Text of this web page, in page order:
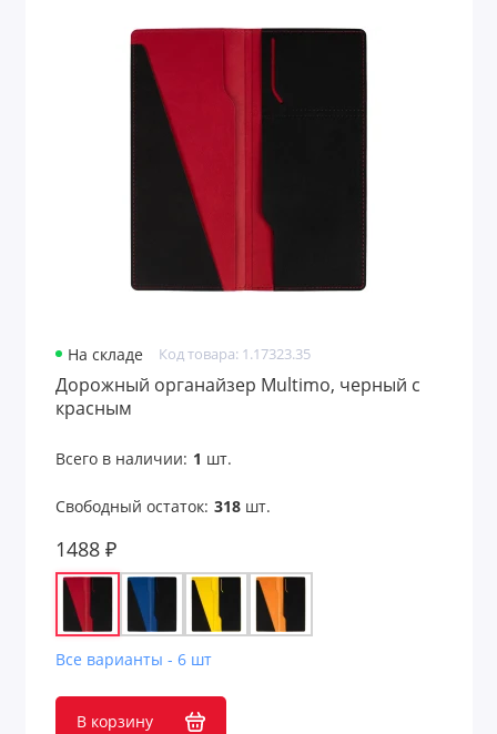
На складе Код товара: 1.17323.35
Дорожный органайзер Multimo, черный с
красным
Всего в наличии: 1 шт.
Свободный остаток: 318шт.
1488 ₽
Все варианты - 6 шт
В корзину